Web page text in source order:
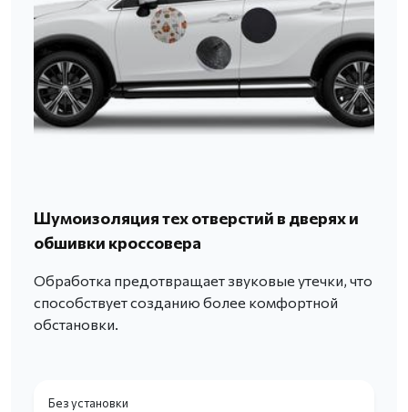
Шумоизоляция тех отверстий в дверях и
обшивки кроссовера
Обработка предотвращает звуковые утечки, что
способствует созданию более комфортной
обстановки.
Без установки